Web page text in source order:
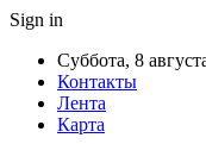
Sign in
Суббота, 8
Контакты
Лента
Карта